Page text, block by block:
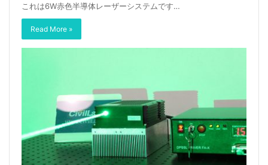
これは6W赤色半導体レーザーシステムです…
Read More »